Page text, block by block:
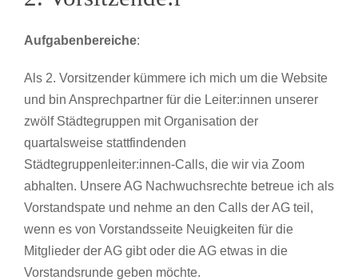
Aufgabenbereiche:
Als 2. Vorsitzender kümmere ich mich um die Website
und bin Ansprechpartner für die Leiter:innen unserer
zwölf Städtegruppen mit Organisation der
quartalsweise stattfindenden
Städtegruppenleiter:innen-Calls, die wir via Zoom
abhalten. Unsere AG Nachwuchsrechte betreue ich als
Vorstandspate und nehme an den Calls der AG teil,
wenn es von Vorstandsseite Neuigkeiten für die
Mitglieder der AG gibt oder die AG etwas in die
Vorstandsrunde geben möchte.